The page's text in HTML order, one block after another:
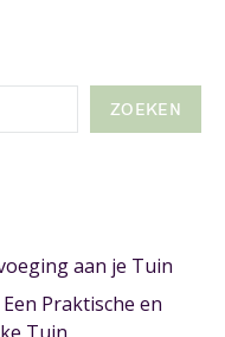
ZOEKEN
aan je Tuin
Praktische en